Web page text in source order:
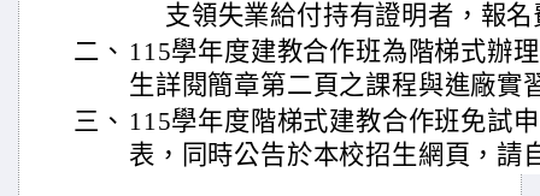
支領失業給付持有證明者，報
二、 115學年度建教合作班為階梯式辦
生詳閱簡章第二頁之課程與進廠實
三、 115學年度階梯式建教合作班免試
表，同時公告於本校招生網頁，請